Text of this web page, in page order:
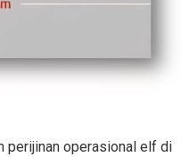
perijinan operasional elf di